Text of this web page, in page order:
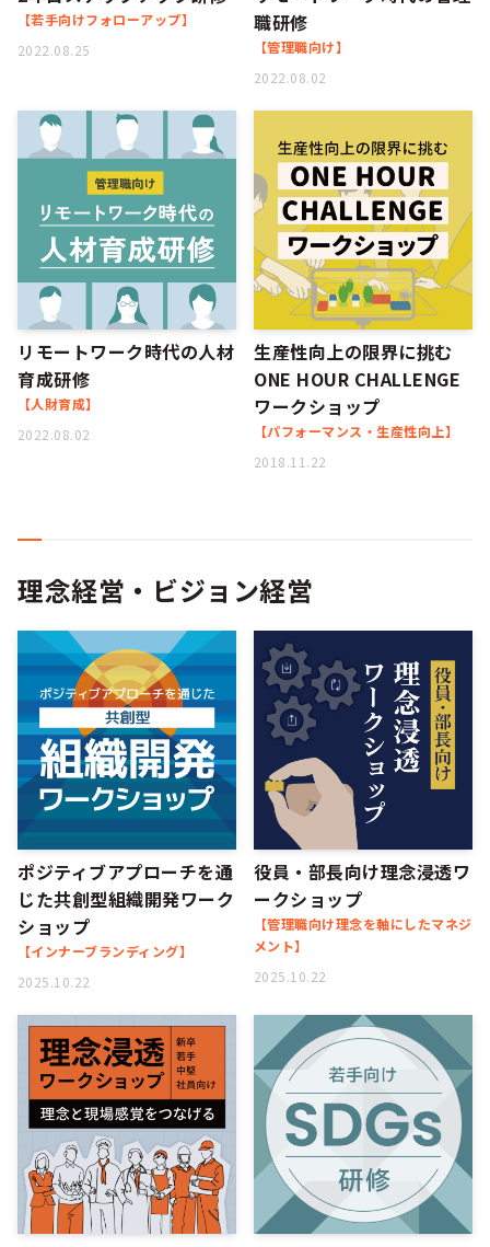
【若手向けフォローアップ】
2022.08.25
職研修
【管理職向け】
2022.08.02
リモートワーク時代の人材
育成研修
【人財育成】
2022.08.02
生産性向上の限界に挑む
ONE HOUR CHALLENGE
ワークショップ
【パフォーマンス・生産性向上】
2018.11.22
理念経営・ビジョン経営
ポジティブアプローチを通
じた共創型組織開発ワーク
ショップ
【インナーブランディング】
2025.10.22
役員・部長向け理念浸透ワ
ークショップ
【管理職向け理念を軸にしたマネジ
メント】
2025.10.22